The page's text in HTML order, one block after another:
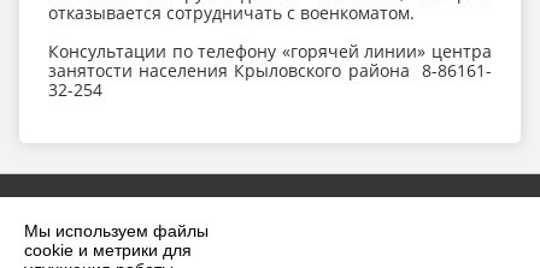
Мы используем файлы
cookie и метрики для
отказывается сотрудничать с военкоматом.
Консультации по телефону «горячей линии» центра
занятости населения Крыловского района 8-86161-
32-254